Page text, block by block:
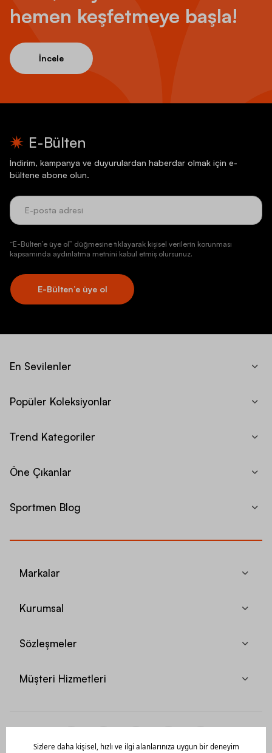
hemen keşfetmeye başla!
İncele
E-Bülten
İndirim, kampanya ve duyurulardan haberdar olmak için e-
bültene abone olun.
“E-Bülten’e üye ol” düğmesine tıklayarak kişisel verilerin korunması
kapsamında aydınlatma metnini kabul etmiş olursunuz.
E-Bülten’e üye ol
En Sevilenler
Popüler Koleksiyonlar
Trend Kategoriler
Öne Çıkanlar
Sportmen Blog
Markalar
Kurumsal
Sözleşmeler
Müşteri Hizmetleri